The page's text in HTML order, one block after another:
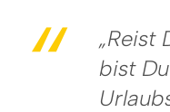
„Reist
bist